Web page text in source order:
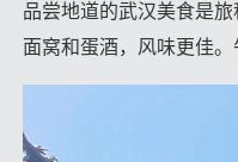
品尝地道的武汉美食是
面窝和蛋酒，风味更佳